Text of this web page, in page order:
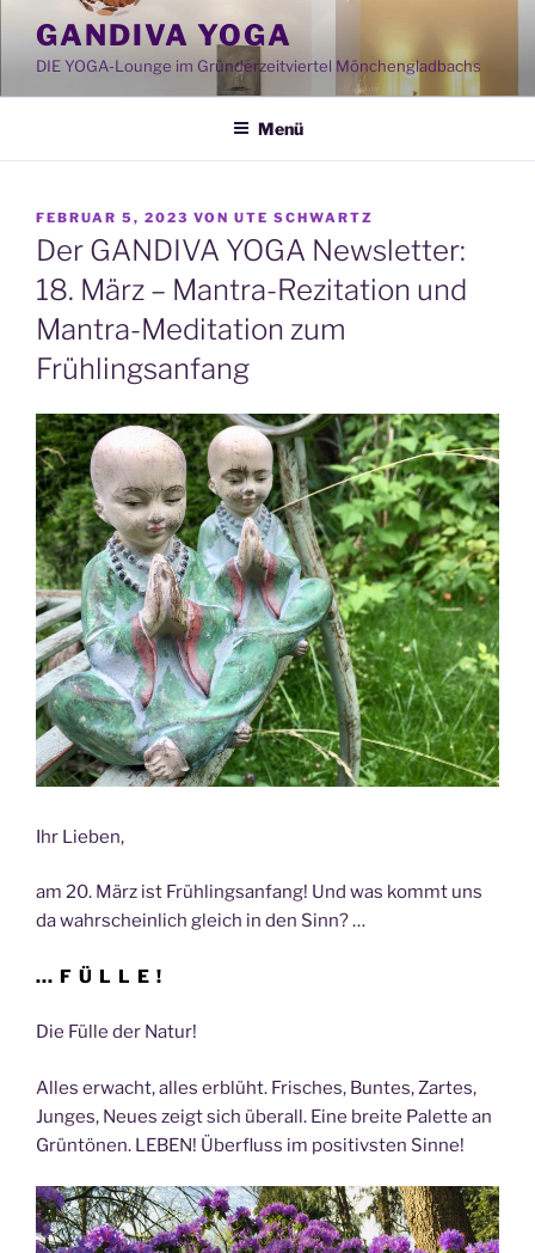
Inhalt
springen
GANDIVA YOGA
DIE YOGA-Lounge im Gründerzeitviertel Mönchengladbachs
Menü
VERÖFFENTLICHT
AM
FEBRUAR 5, 2023 VON UTE SCHWARTZ
Der GANDIVA YOGA Newsletter:
18. März – Mantra-Rezitation und
Mantra-Meditation zum
Frühlingsanfang
Ihr Lieben,
am 20. März ist Frühlingsanfang! Und was kommt uns
da wahrscheinlich gleich in den Sinn? …
… F Ü L L E !
Die Fülle der Natur!
Alles erwacht, alles erblüht. Frisches, Buntes, Zartes,
Junges, Neues zeigt sich überall. Eine breite Palette an
Grüntönen. LEBEN! Überfluss im positivsten Sinne!